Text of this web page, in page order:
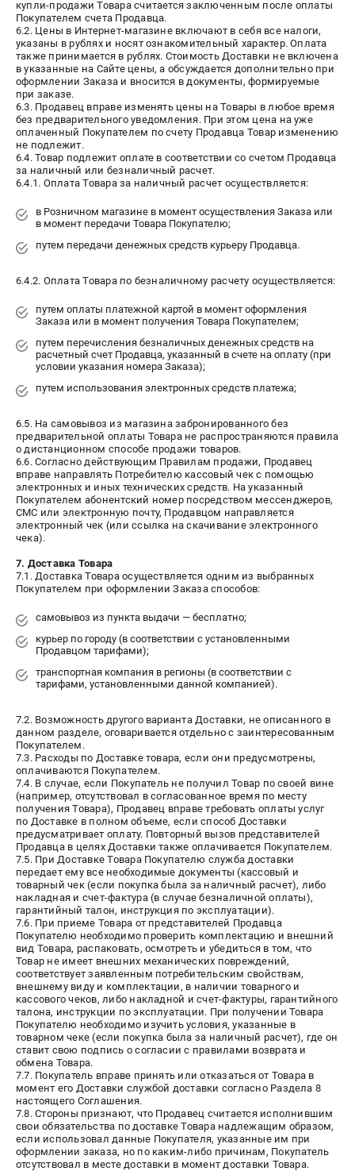
купли-продажи Товара считается заключенным после оплаты
Покупателем счета Продавца.
6.2. Цены в Интернет-магазине включают в себя все налоги,
указаны в рублях и носят ознакомительный характер. Оплата
также принимается в рублях. Стоимость Доставки не включена
в указанные на Сайте цены, а обсуждается дополнительно при
оформлении Заказа и вносится в документы, формируемые
при заказе.
6.3. Продавец вправе изменять цены на Товары в любое время
без предварительного уведомления. При этом цена на уже
оплаченный Покупателем по счету Продавца Товар изменению
не подлежит.
6.4. Товар подлежит оплате в соответствии со счетом Продавца
за наличный или безналичный расчет.
6.4.1. Оплата Товара за наличный расчет осуществляется:
в Розничном магазине в момент осуществления Заказа или
в момент передачи Товара Покупателю;
путем передачи денежных средств курьеру Продавца.
6.4.2. Оплата Товара по безналичному расчету осуществляется:
путем оплаты платежной картой в момент оформления
Заказа или в момент получения Товара Покупателем;
путем перечисления безналичных денежных средств на
расчетный счет Продавца, указанный в счете на оплату (при
условии указания номера Заказа);
путем использования электронных средств платежа;
6.5. На самовывоз из магазина забронированного без
предварительной оплаты Товара не распространяются правила
о дистанционном способе продажи товаров.
6.6. Согласно действующим Правилам продажи, Продавец
вправе направлять Потребителю кассовый чек с помощью
электронных и иных технических средств. На указанный
Покупателем абонентский номер посредством мессенджеров,
СМС или электронную почту, Продавцом направляется
электронный чек (или ссылка на скачивание электронного
чека).
7. Доставка Товара
7.1. Доставка Товара осуществляется одним из выбранных
Покупателем при оформлении Заказа способов:
самовывоз из пункта выдачи — бесплатно;
курьер по городу (в соответствии с установленными
Продавцом тарифами);
транспортная компания в регионы (в соответствии с
тарифами, установленными данной компанией).
7.2. Возможность другого варианта Доставки, не описанного в
данном разделе, оговаривается отдельно с заинтересованным
Покупателем.
7.3. Расходы по Доставке товара, если они предусмотрены,
оплачиваются Покупателем.
7.4. В случае, если Покупатель не получил Товар по своей вине
(например, отсутствовал в согласованное время по месту
получения Товара), Продавец вправе требовать оплаты услуг
по Доставке в полном объеме, если способ Доставки
предусматривает оплату. Повторный вызов представителей
Продавца в целях Доставки также оплачивается Покупателем.
7.5. При Доставке Товара Покупателю служба доставки
передает ему все необходимые документы (кассовый и
товарный чек (если покупка была за наличный расчет), либо
накладная и счет-фактура (в случае безналичной оплаты),
гарантийный талон, инструкция по эксплуатации).
7.6. При приеме Товара от представителей Продавца
Покупателю необходимо проверить комплектацию и внешний
вид Товара, распаковать, осмотреть и убедиться в том, что
Товар не имеет внешних механических повреждений,
соответствует заявленным потребительским свойствам,
внешнему виду и комплектации, в наличии товарного и
кассового чеков, либо накладной и счет-фактуры, гарантийного
талона, инструкции по эксплуатации. При получении Товара
Покупателю необходимо изучить условия, указанные в
товарном чеке (если покупка была за наличный расчет), где он
ставит свою подпись о согласии с правилами возврата и
обмена Товара.
7.7. Покупатель вправе принять или отказаться от Товара в
момент его Доставки службой доставки согласно Раздела 8
настоящего Соглашения.
7.8. Стороны признают, что Продавец считается исполнившим
свои обязательства по доставке Товара надлежащим образом,
если использовал данные Покупателя, указанные им при
оформлении заказа, но по каким-либо причинам, Покупатель
отсутствовал в месте доставки в момент доставки Товара.